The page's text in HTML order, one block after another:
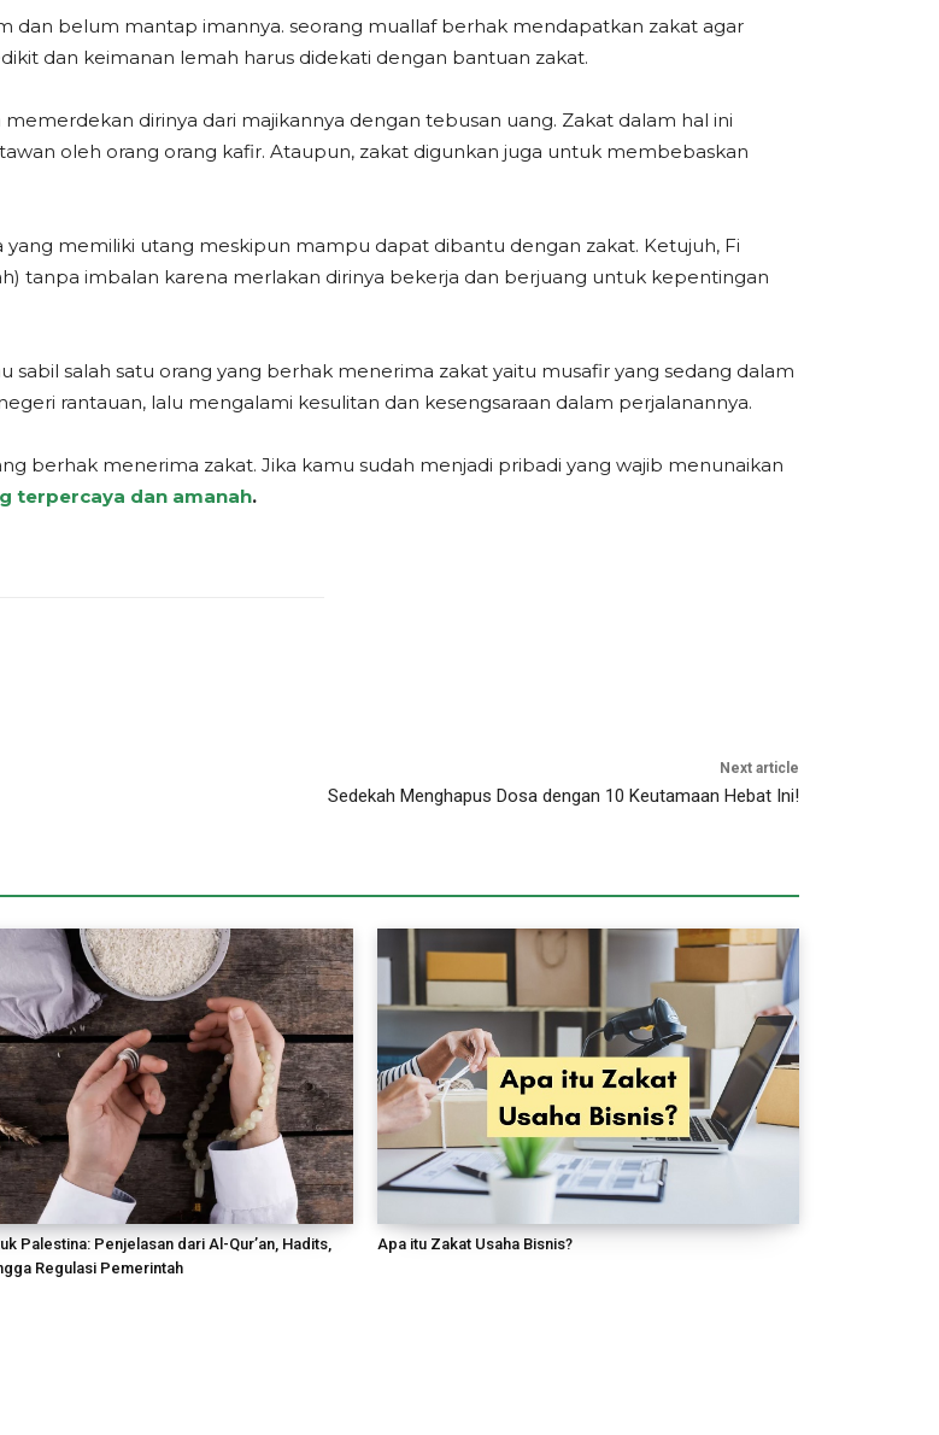
dan belum mantap imannya. seorang muallaf berhak mendapatkan zakat agar
dan keimanan lemah harus didekati dengan bantuan zakat.
dirinya dari majikannya dengan tebusan uang. Zakat dalam hal ini
oleh orang orang kafir. Ataupun, zakat digunkan juga untuk membebaskan
memiliki utang meskipun mampu dapat dibantu dengan zakat. Ketujuh, Fi
tanpa imbalan karena merlakan dirinya bekerja dan berjuang untuk kepentingan
salah satu orang yang berhak menerima zakat yaitu musafir yang sedang dalam
rantauan, lalu mengalami kesulitan dan kesengsaraan dalam perjalanannya.
berhak menerima zakat. Jika kamu sudah menjadi pribadi yang wajib menunaikan
terpercaya dan amanah.
Next article
Sedekah Menghapus Dosa dengan 10 Keutamaan Hebat Ini!
Palestina: Penjelasan dari Al-Qur’an, Hadits,
Regulasi Pemerintah
Apa itu Zakat Usaha Bisnis?